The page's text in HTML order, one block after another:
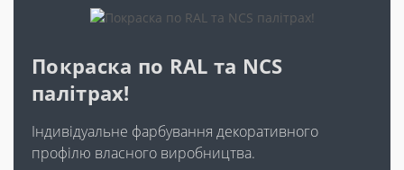
Покраска по RAL та NCS
палітрах!
Індивідуальне фарбування декоративного
профілю власного виробництва.